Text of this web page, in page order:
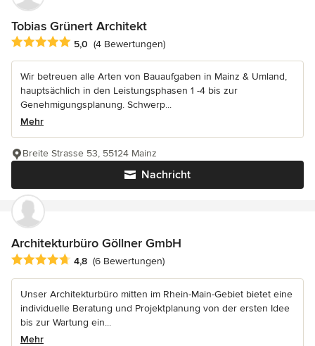
Tobias Grünert Architekt
Durchschnittliche Bewertung: 5 von 5 Sternen
5,0 (4 Bewertungen)
Wir betreuen alle Arten von Bauaufgaben in Mainz & Umland,
hauptsächlich in den Leistungsphasen 1 -4 bis zur
Genehmigungsplanung. Schwerp...
Mehr
Nachricht
Breite Strasse 53, 55124 Mainz
Architekturbüro Göllner GmbH
Durchschnittliche Bewertung: 4.8 von 5 Sternen
4,8 (6 Bewertungen)
Unser Architekturbüro mitten im Rhein-Main-Gebiet bietet eine
individuelle Beratung und Projektplanung von der ersten Idee
bis zur Wartung ein...
Mehr